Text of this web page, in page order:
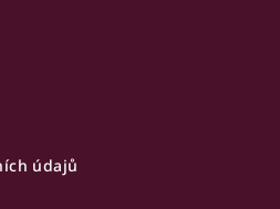
údajů